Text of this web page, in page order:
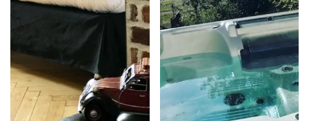
sauront vous
accueillir
confortablement
en Alsace !
EN SAVOIR
ouvert !
EN SAVOIR
PLUS